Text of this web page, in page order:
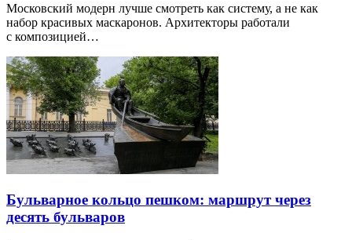
Московский модерн лучше смотреть как систему, а не как
набор красивых маскаронов. Архитекторы работали
с композицией…
Бульварное кольцо пешком: маршрут через
десять бульваров